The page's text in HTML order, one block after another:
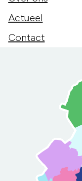
Actueel
Contact